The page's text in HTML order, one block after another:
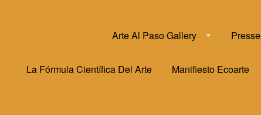
Arte Al Paso Gallery Presse
La Fórmula Científica Del Arte Manifiesto Ecoarte